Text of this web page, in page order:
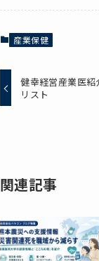
産業保健
健幸経営産業医
リスト
関連記事